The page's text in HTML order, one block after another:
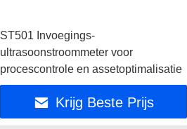
ST501 Invoegings-
ultrasoonstroommeter voor
procescontrole en assetoptimalisatie
Krijg Beste Prijs